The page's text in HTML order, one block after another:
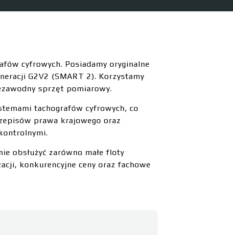
cyfrowych. Posiadamy oryginalne
G2V2 (SMART 2). Korzystamy
sprzęt pomiarowy.
tachografów cyfrowych, co
prawa krajowego oraz
obsłużyć zarówno małe floty
konkurencyjne ceny oraz fachowe